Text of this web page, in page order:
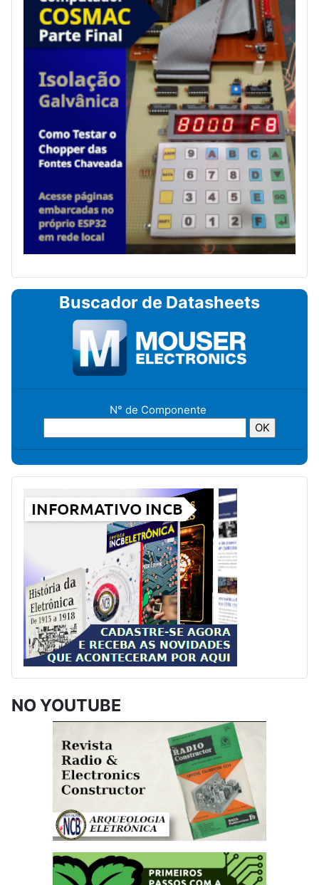
Buscador de Datasheets
N° de Componente
NO YOUTUBE